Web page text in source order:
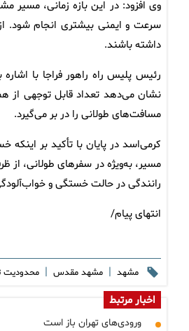
وی افزود: در این بازه زمانی،
سرعت و ایمنی بیشتری انجام شود.
داشته باشند.
رئیس پلیس راه راهور فراجا با
نشان می‌دهد تعداد قابل توجهی
مسافت‌های طولانی را در بر می‌گیرد.
کرمی‌اسد در پایان با تأکید بر
مسیر، به‌ویژه در سفرهای طولانی،
رانندگی در حالت خستگی و
انتهای پیام/
مشهد | مشهد مقدس | محدودیت
اخبار مرتبط
ورودی‌های تهران باز است